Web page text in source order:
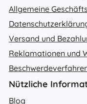
Allgemeine
Versand und
Reklamationen und
Nützliche
Blog